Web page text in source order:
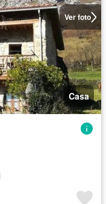
Ver foto
Casa